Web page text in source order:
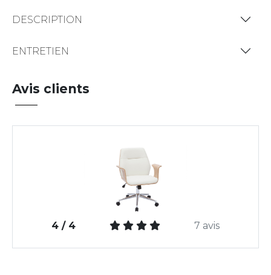
DESCRIPTION
ENTRETIEN
Avis clients
4 / 4 7 avis